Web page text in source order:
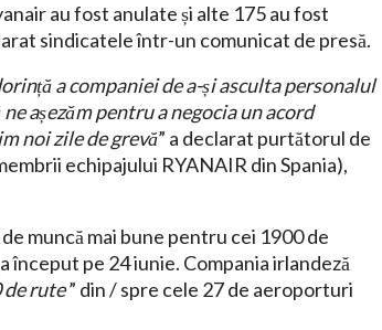
au fost anulate și alte 175 au fost
sindicatele într-un comunicat de presă.
a companiei de a-și asculta personalul
așezăm pentru a negocia un acord
noi zile de grevă” a declarat purtătorul de
echipajului RYANAIR din Spania),
muncă mai bune pentru cei 1900 de
început pe 24 iunie. Compania irlandeză
de rute” din / spre cele 27 de aeroporturi